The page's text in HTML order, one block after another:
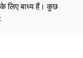
के लिए बाध्य हैं। कुछ